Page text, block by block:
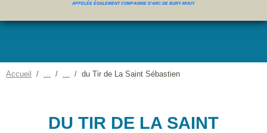
APPELÉE ÉGALEMENT COMPAGNIE D'ARC DE BURY-MOUY
Accueil du Tir de La Saint Sébastien
DU TIR DE LA SAINT